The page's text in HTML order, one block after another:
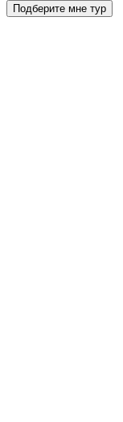
Подберите мне тур